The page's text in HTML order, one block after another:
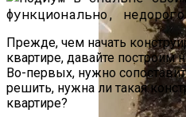
Прежде, чем начать
квартире, давайте построим
Во-первых, нужно
решить, нужна ли такая
квартире?